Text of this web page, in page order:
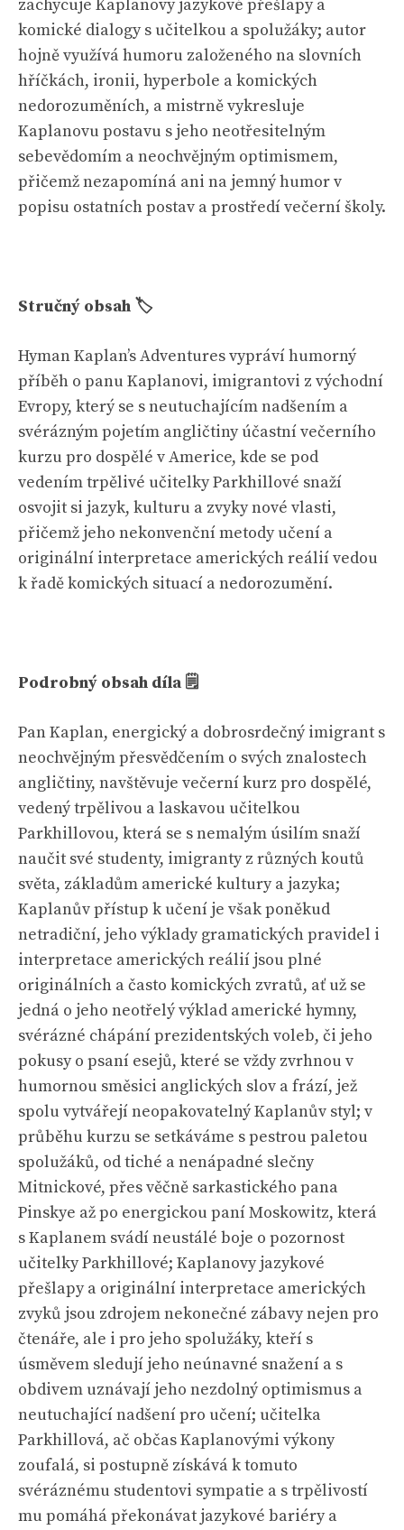
zachycuje Kaplanovy jazykové přešlapy a
komické dialogy s učitelkou a spolužáky; autor
hojně využívá humoru založeného na slovních
hříčkách, ironii, hyperbole a komických
nedorozuměních, a mistrně vykresluje
Kaplanovu postavu s jeho neotřesitelným
sebevědomím a neochvějným optimismem,
přičemž nezapomíná ani na jemný humor v
popisu ostatních postav a prostředí večerní školy.
Stručný obsah 🏷
Hyman Kaplan’s Adventures vypráví humorný
příběh o panu Kaplanovi, imigrantovi z východní
Evropy, který se s neutuchajícím nadšením a
svérázným pojetím angličtiny účastní večerního
kurzu pro dospělé v Americe, kde se pod
vedením trpělivé učitelky Parkhillové snaží
osvojit si jazyk, kulturu a zvyky nové vlasti,
přičemž jeho nekonvenční metody učení a
originální interpretace amerických reálií vedou
k řadě komických situací a nedorozumění.
Podrobný obsah díla 🗒
Pan Kaplan, energický a dobrosrdečný imigrant s
neochvějným přesvědčením o svých znalostech
angličtiny, navštěvuje večerní kurz pro dospělé,
vedený trpělivou a laskavou učitelkou
Parkhillovou, která se s nemalým úsilím snaží
naučit své studenty, imigranty z různých koutů
světa, základům americké kultury a jazyka;
Kaplanův přístup k učení je však poněkud
netradiční, jeho výklady gramatických pravidel i
interpretace amerických reálií jsou plné
originálních a často komických zvratů, ať už se
jedná o jeho neotřelý výklad americké hymny,
svérázné chápání prezidentských voleb, či jeho
pokusy o psaní esejů, které se vždy zvrhnou v
humornou směsici anglických slov a frází, jež
spolu vytvářejí neopakovatelný Kaplanův styl; v
průběhu kurzu se setkáváme s pestrou paletou
spolužáků, od tiché a nenápadné slečny
Mitnickové, přes věčně sarkastického pana
Pinskye až po energickou paní Moskowitz, která
s Kaplanem svádí neustálé boje o pozornost
učitelky Parkhillové; Kaplanovy jazykové
přešlapy a originální interpretace amerických
zvyků jsou zdrojem nekonečné zábavy nejen pro
čtenáře, ale i pro jeho spolužáky, kteří s
úsměvem sledují jeho neúnavné snažení a s
obdivem uznávají jeho nezdolný optimismus a
neutuchající nadšení pro učení; učitelka
Parkhillová, ač občas Kaplanovými výkony
zoufalá, si postupně získává k tomuto
svéráznému studentovi sympatie a s trpělivostí
mu pomáhá překonávat jazykové bariéry a